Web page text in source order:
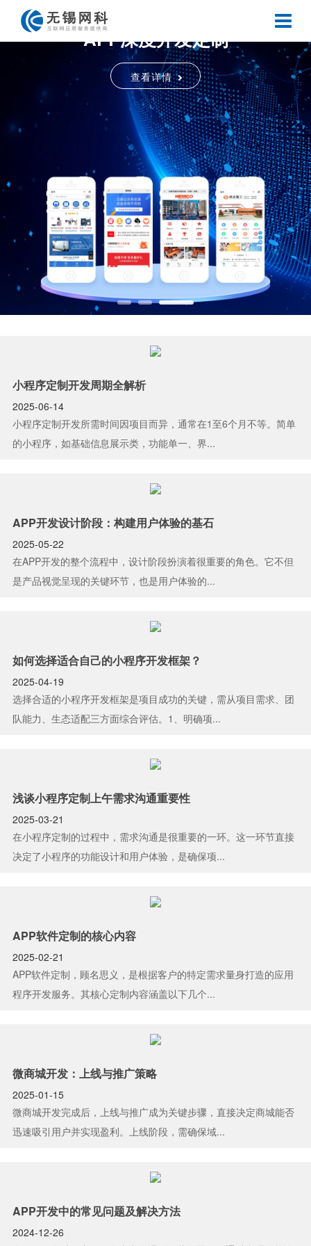
0510-85189118
APP深度开发定制
关注用户体验，梳理客户需求，比您更懂您
查看详情
APP深度开发定制
查看详情
小程序定制开发周期全解析
2025-06-14
小程序定制开发所需时间因项目而异，通常在1至6个月不等。简单
的小程序，如基础信息展示类，功能单一、界...
APP开发设计阶段：构建用户体验的基石
2025-05-22
在APP开发的整个流程中，设计阶段扮演着很重要的角色。它不但
是产品视觉呈现的关键环节，也是用户体验的...
如何选择适合自己的小程序开发框架？
2025-04-19
选择合适的小程序开发框架是项目成功的关键，需从项目需求、团
队能力、生态适配三方面综合评估。1、明确项...
浅谈小程序定制上午需求沟通重要性
2025-03-21
在小程序定制的过程中，需求沟通是很重要的一环。这一环节直接
决定了小程序的功能设计和用户体验，是确保项...
APP软件定制的核心内容
2025-02-21
APP软件定制，顾名思义，是根据客户的特定需求量身打造的应用
程序开发服务。其核心定制内容涵盖以下几个...
微商城开发：上线与推广策略
2025-01-15
微商城开发完成后，上线与推广成为关键步骤，直接决定商城能否
迅速吸引用户并实现盈利。上线阶段，需确保域...
APP开发中的常见问题及解决方法
2024-12-26